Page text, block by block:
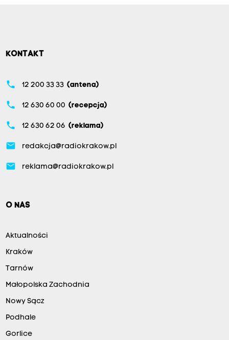
KONTAKT
phone 12 200 33 33 (antena)
phone 12 630 60 00 (recepcja)
phone 12 630 62 06 (reklama)
email redakcja@radiokrakow.pl
email reklama@radiokrakow.pl
O NAS
Aktualności
Kraków
Tarnów
Małopolska Zachodnia
Nowy Sącz
Podhale
Gorlice